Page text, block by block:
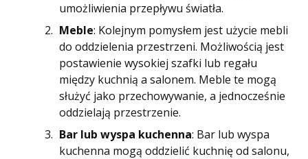
umożliwienia przepływu światła.
Meble: Kolejnym pomysłem jest użycie mebli
do oddzielenia przestrzeni. Możliwością jest
postawienie wysokiej szafki lub regału
między kuchnią a salonem. Meble te mogą
służyć jako przechowywanie, a jednocześnie
oddzielają przestrzenie.
Bar lub wyspa kuchenna: Bar lub wyspa
kuchenna mogą oddzielić kuchnię od salonu,